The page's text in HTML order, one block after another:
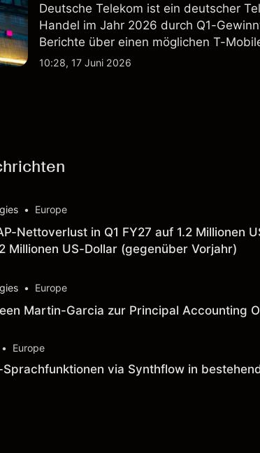
Deutsche Telekom ist ein deutscher
Handel im Jahr 2026 durch Q1-
Berichte über einen möglichen T-
Wertentwicklung in der Vergangenheit
10:28, 17 Juni 2026
• Europe
Nettoverlust in Q1 FY27 auf 1.2 Millionen
Millionen US-Dollar (gegenüber Vorjahr)
• Europe
Martin-Garcia zur Principal Accounting
• Europe
via Synthflow in